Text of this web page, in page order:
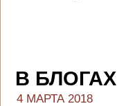
В БЛОГАХ
4 МАРТА 2018